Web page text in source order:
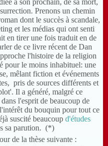
à son prochain, de sa mort,
Prenons un chemin
dont le succès à scandale,
et les médias qui ont senti
en tirer une fois traduit en de
de ce livre récent de Dan
l'histoire de la religion
pour le moins inhabituel: une
mêlant fiction et événements
pris de sources différents et
Il a généré, malgré ce
l'esprit de beaucoup de
du bouquin pour tout ce
suscité beaucoup d'études
sa parution. (*)
de la thèse suivante :